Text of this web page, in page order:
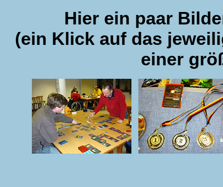
Hier ein paar
(ein Klick auf das
einer